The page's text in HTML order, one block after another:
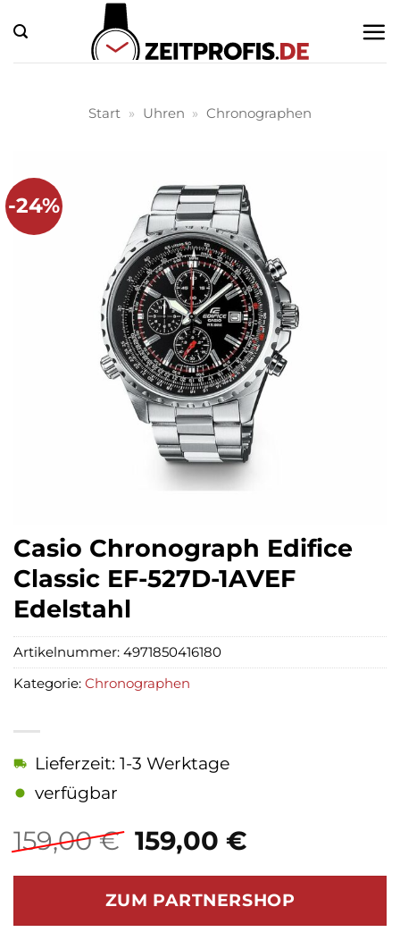
Inhalt
springen
Start » Uhren » Chronographen
-24%
Casio Chronograph Edifice
Classic EF-527D-1AVEF
Edelstahl
159,00€ Ursprünglicher
Preis
war:
159,00 €
159,00 €Aktueller
ist:
159,00 €.
Lieferzeit: 1-3 Werktage
verfügbar
ZUM PARTNERSHOP
Artikelnummer: 4971850416180
Kategorie: Chronographen